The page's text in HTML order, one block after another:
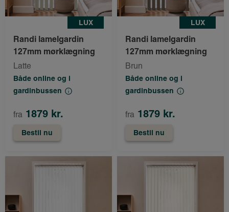
LUX
Randi lamelgardin
127mm mørklægning
Latte
Både online og i
gardinbussen
fra 1879 kr.
Bestil nu
LUX
Randi lamelgardin
127mm mørklægning
Brun
Både online og i
gardinbussen
fra 1879 kr.
Bestil nu